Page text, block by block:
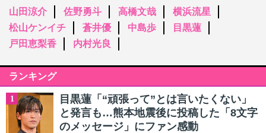
山田涼介 佐野勇斗 高橋文哉
横浜流星
松山ケンイチ
蒼井優 中島歩
目黒蓮
戸田恵梨香
内村光良
ランキング
1
目黒蓮「“頑張って”とは言いたくない」
と発言も…熊本地震後に投稿した「8文字
のメッセージ」にファン感動